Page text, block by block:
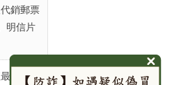
銷郵票
明信片
低5